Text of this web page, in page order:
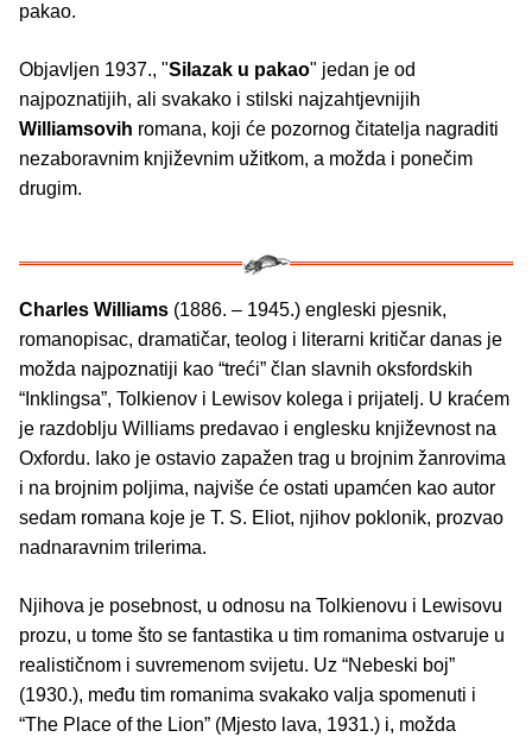
pakao.
Objavljen 1937., "Silazak u pakao" jedan je od
najpoznatijih, ali svakako i stilski najzahtjevnijih
Williamsovih romana, koji će pozornog čitatelja nagraditi
nezaboravnim književnim užitkom, a možda i ponečim
drugim.
Charles Williams (1886. – 1945.) engleski pjesnik,
romanopisac, dramatičar, teolog i literarni kritičar danas je
možda najpoznatiji kao “treći” član slavnih oksfordskih
“Inklingsa”, Tolkienov i Lewisov kolega i prijatelj. U kraćem
je razdoblju Williams predavao i englesku književnost na
Oxfordu. Iako je ostavio zapažen trag u brojnim žanrovima
i na brojnim poljima, najviše će ostati upamćen kao autor
sedam romana koje je T. S. Eliot, njihov poklonik, prozvao
nadnaravnim trilerima.
Njihova je posebnost, u odnosu na Tolkienovu i Lewisovu
prozu, u tome što se fantastika u tim romanima ostvaruje u
realističnom i suvremenom svijetu. Uz “Nebeski boj”
(1930.), među tim romanima svakako valja spomenuti i
“The Place of the Lion” (Mjesto lava, 1931.) i, možda